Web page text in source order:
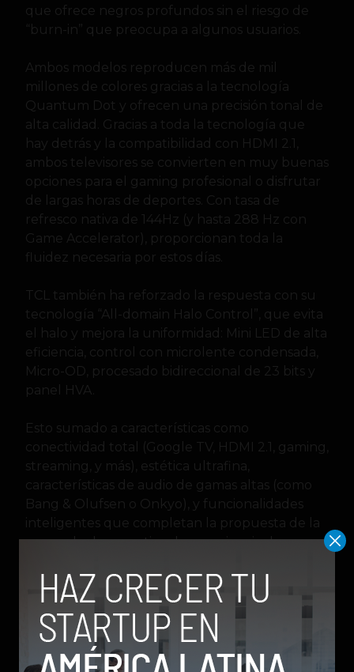
que ofrece negros profundos sin el riesgo de
“burn-in” que preocupa a algunos usuarios.
Ambos modelos reproducen más de mil
millones de colores gracias a la tecnología
Quantum Dot y ofrecen una precisión tonal de
alta calidad. Gracias a toda la tecnología que
hay detrás y la compatibilidad con HDMI 2.1,
ambos televisores se convierten en muy buenas
opciones para el gaming profesional o disfrutar
de largas horas de deportes. Con tasa de
refresco nativa de 144Hz (y hasta 288 Hz con
Game Accelerator), proporcionan toda la
fluidez necesaria por estos días.
TCL también ha reforzado la respuesta con su
tecnología “All-domain Halo Control”, que evita
el halo y mejora la uniformidad: Mini LED de alta
eficiencia, control con microlente condensada,
Micro-OD, procesado bidireccional de 23 bits y
panel HVA.
Esto sumado a características como
conectividad total (Google TV, HDMI 2.1, gaming,
streaming, y más), estética ultrafina,
características de audio de gamas altas (como
Bang & Olufsen o Onkyo), y funcionalidades
inteligentes que completan la propuesta de la
marca de democratizar la experiencia de
más grandes, más brillantes, más intensas, y por
precios más asequibles.